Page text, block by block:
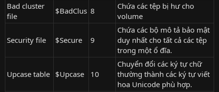
Bad cluster
file
$BadClus 8
Chứa các tệp bị hư cho
volume
Security file $Secure 9
Chứa các bộ mô tả bảo mật
duy nhất cho tất cả các tệp
trong một ổ đĩa.
Upcase table $Upcase 10
Chuyển đổi các ký tự chữ
thường thành các ký tự viết
hoa Unicode phù hợp.